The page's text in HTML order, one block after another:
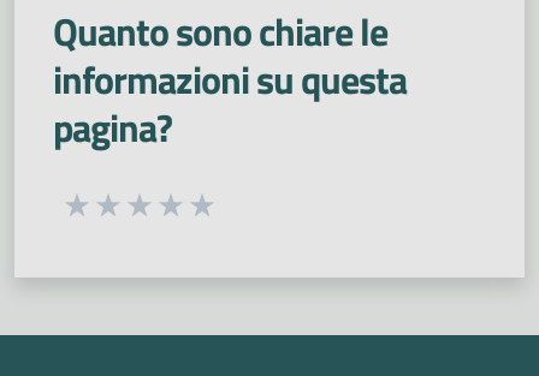
Quanto sono chiare le
informazioni su questa
pagina?
Seleziona una valutazione da 1 a 5 stelle